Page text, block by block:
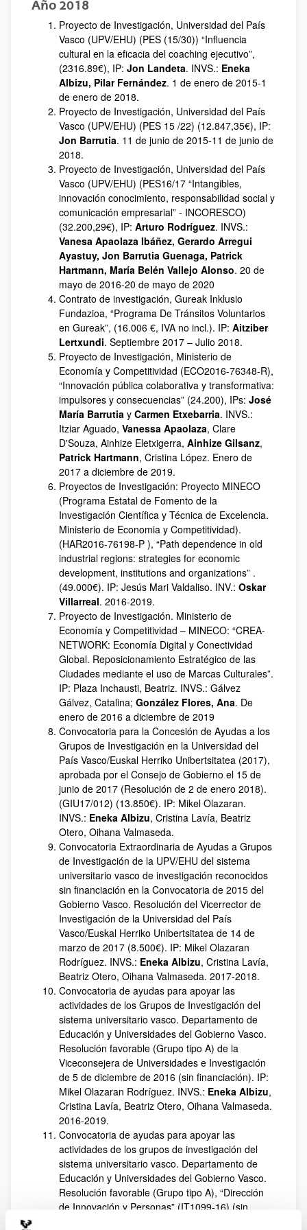
Año 2018
Proyecto de Investigación, Universidad del País
Vasco (UPV/EHU) (PES (15/30)) “Influencia
cultural en la eficacia del coaching ejecutivo”,
(2316.89€), IP: Jon Landeta. INVS.: Eneka
Albizu, Pilar Fernández. 1 de enero de 2015-1
de enero de 2018.
Proyecto de Investigación, Universidad del País
Vasco (UPV/EHU) (PES 15 /22) (12.847,35€), IP:
Jon Barrutia. 11 de junio de 2015-11 de junio de
2018.
Proyecto de Investigación, Universidad del País
Vasco (UPV/EHU) (PES16/17 “Intangibles,
innovación conocimiento, responsabilidad social y
comunicación empresarial” - INCORESCO)
(32.200,29€), IP: Arturo Rodríguez. INVS.:
Vanesa Apaolaza Ibáñez, Gerardo Arregui
Ayastuy, Jon Barrutia Guenaga, Patrick
Hartmann, María Belén Vallejo Alonso. 20 de
mayo de 2016-20 de mayo de 2020
Contrato de investigación, Gureak Inklusio
Fundazioa, “Programa De Tránsitos Voluntarios
en Gureak”, (16.006 €, IVA no incl.). IP: Aitziber
Lertxundi. Septiembre 2017 – Julio 2018.
Proyecto de Investigación, Ministerio de
Economía y Competitividad (ECO2016‐76348‐R),
“Innovación pública colaborativa y transformativa:
impulsores y consecuencias” (24.200), IPs: José
María Barrutia y Carmen Etxebarria. INVS.:
Itziar Aguado, Vanessa Apaolaza, Clare
D'Souza, Ainhize Eletxigerra, Ainhize Gilsanz,
Patrick Hartmann, Cristina López. Enero de
2017 a diciembre de 2019.
Proyectos de Investigación: Proyecto MINECO
(Programa Estatal de Fomento de la
Investigación Científica y Técnica de Excelencia.
Ministerio de Economia y Competitividad).
(HAR2016-76198-P ), “Path dependence in old
industrial regions: strategies for economic
development, institutions and organizations” .
(49.000€). IP: Jesús Mari Valdaliso. INV.: Oskar
Villarreal. 2016-2019.
Proyecto de Investigación. Ministerio de
Economía y Competitividad – MINECO: “CREA-
NETWORK: Economía Digital y Conectividad
Global. Reposicionamiento Estratégico de las
Ciudades mediante el uso de Marcas Culturales”.
IP: Plaza Inchausti, Beatriz. INVS.: Gálvez
Gálvez, Catalina; González Flores, Ana. De
enero de 2016 a diciembre de 2019
Convocatoria para la Concesión de Ayudas a los
Grupos de Investigación en la Universidad del
País Vasco/Euskal Herriko Unibertsitatea (2017),
aprobada por el Consejo de Gobierno el 15 de
junio de 2017 (Resolución de 2 de enero 2018).
(GIU17/012) (13.850€). IP: Mikel Olazaran.
INVS.: Eneka Albizu, Cristina Lavía, Beatriz
Otero, Oihana Valmaseda.
Convocatoria Extraordinaria de Ayudas a Grupos
de Investigación de la UPV/EHU del sistema
universitario vasco de investigación reconocidos
sin financiación en la Convocatoria de 2015 del
Gobierno Vasco. Resolución del Vicerrector de
Investigación de la Universidad del País
Vasco/Euskal Herriko Unibertsitatea de 14 de
marzo de 2017 (8.500€). IP: Mikel Olazaran
Rodríguez. INVS.: Eneka Albizu, Cristina Lavía,
Beatriz Otero, Oihana Valmaseda. 2017-2018.
Convocatoria de ayudas para apoyar las
actividades de los Grupos de Investigación del
sistema universitario vasco. Departamento de
Educación y Universidades del Gobierno Vasco.
Resolución favorable (Grupo tipo A) de la
Viceconsejera de Universidades e Investigación
de 5 de diciembre de 2016 (sin financiación). IP:
Mikel Olazaran Rodríguez. INVS.: Eneka Albizu,
Cristina Lavía, Beatriz Otero, Oihana Valmaseda.
2016-2019.
Convocatoria de ayudas para apoyar las
actividades de los grupos de investigación del
sistema universitario vasco. Departamento de
Educación y Universidades del Gobierno Vasco.
Resolución favorable (Grupo tipo A), “Dirección
de Innovación y Personas” (IT1099-16),(sin